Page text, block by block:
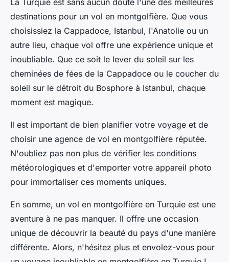
destinations pour un vol en montgolfière. Que vous
choisissiez la Cappadoce, Istanbul, l'Anatolie ou un
autre lieu, chaque vol offre une expérience unique et
inoubliable. Que ce soit le lever du soleil sur les
cheminées de fées de la Cappadoce ou le coucher du
soleil sur le détroit du Bosphore à Istanbul, chaque
moment est magique.
Il est important de bien planifier votre voyage et de
choisir une agence de vol en montgolfière réputée.
N'oubliez pas non plus de vérifier les conditions
météorologiques et d'emporter votre appareil photo
pour immortaliser ces moments uniques.
En somme, un vol en montgolfière en Turquie est une
aventure à ne pas manquer. Il offre une occasion
unique de découvrir la beauté du pays d'une manière
différente. Alors, n'hésitez plus et envolez-vous pour